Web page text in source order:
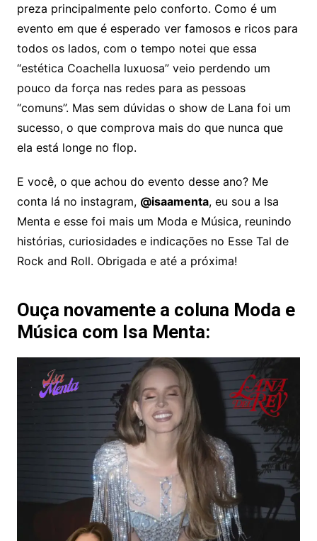
preza principalmente pelo conforto. Como é um
evento em que é esperado ver famosos e ricos para
todos os lados, com o tempo notei que essa
“estética Coachella luxuosa” veio perdendo um
pouco da força nas redes para as pessoas
“comuns”. Mas sem dúvidas o show de Lana foi um
sucesso, o que comprova mais do que nunca que
ela está longe no flop.
E você, o que achou do evento desse ano? Me
conta lá no instagram, @isaamenta, eu sou a Isa
Menta e esse foi mais um Moda e Música, reunindo
histórias, curiosidades e indicações no Esse Tal de
Rock and Roll. Obrigada e até a próxima!
Ouça novamente a coluna Moda e
Música com Isa Menta: